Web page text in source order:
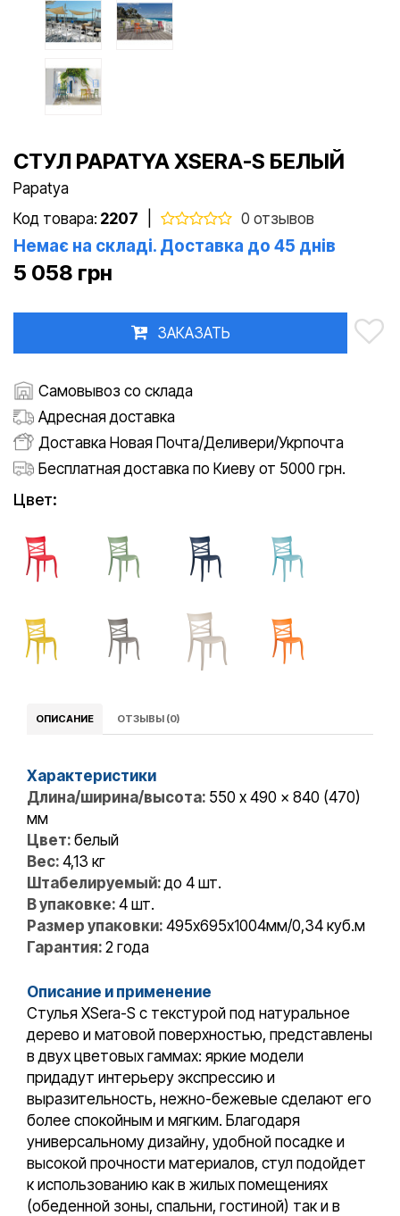
СТУЛ PAPATYA XSERA-S БЕЛЫЙ
Papatya
Код товара: 2207 0 отзывов
Немає на складі. Доставка до 45 днів
5 058 грн
ЗАКАЗАТЬ
Самовывоз со склада
Адресная доставка
Доставка Новая Почта/Деливери/Укрпочта
Бесплатная доставка по Киеву от 5000 грн.
Цвет:
ОПИСАНИЕ ОТЗЫВЫ (0)
Характеристики
Длина/ширина/высота: 550 x 490 x 840 (470)
мм
Цвет: белый
Вес: 4,13 кг
Штабелируемый:до 4 шт.
В упаковке: 4 шт.
Размер упаковки: 495х695х1004мм/0,34 куб.м
Гарантия: 2 года
Описание и применение
Cтулья XSera-S с текстурой под натуральное
дерево и матовой поверхностью, представлены
в двух цветовых гаммах: яркие модели
придадут интерьеру экспрессию и
выразительность, нежно-бежевые сделают его
более спокойным и мягким. Благодаря
универсальному дизайну, удобной посадке и
высокой прочности материалов, стул подойдет
к использованию как в жилых помещениях
(обеденной зоны, спальни, гостиной) так и в